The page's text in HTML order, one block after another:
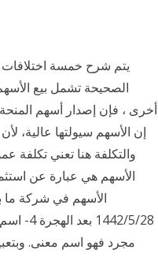
يتم شرح خمسة اختلافات
الصحيحة تشمل بيع
أخرى ، فإن إصدار أسهم
إن الأسهم سيولتها عالية،
الأسهم هي عبارة عن
الأسهم في شركة ما
28‏‏/5‏‏/
مجرد فهو اسم معنى.